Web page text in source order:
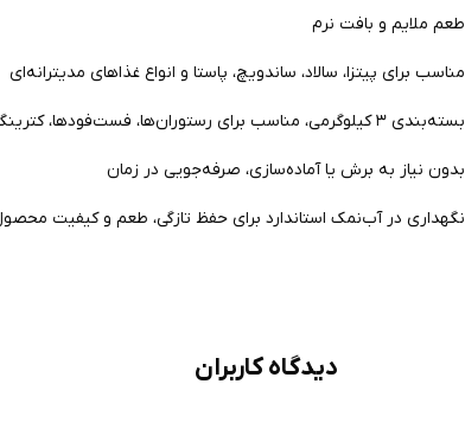
طعم ملایم و بافت نرم
مناسب برای پیتزا، سالاد، ساندویچ، پاستا و انواع غذاهای مدیترانه‌ای
بسته‌بندی ۳ کیلوگرمی، مناسب برای رستوران‌ها، فست‌فودها، کترینگ‌ها و مصارف پرحجم
بدون نیاز به برش یا آماده‌سازی، صرفه‌جویی در زمان
نگهداری در آب‌نمک استاندارد برای حفظ تازگی، طعم و کیفیت
دیدگاه کاربران